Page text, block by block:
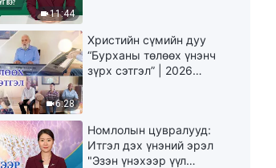
7:56
7:33
Өдөр тутмын Бурханы үг:
Амийн оролт | Эшлэл 566
11:44
6:28
Христийн сүмийн дуу
“Бурханы төлөөх үнэнч
зүрх сэтгэл” | 2026
Номлолын цувралууд:
Итгэл дэх үнэний эрэл
"Эзэн үнэхээр үүл